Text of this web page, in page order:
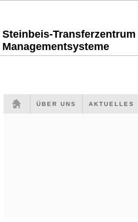
Steinbeis-Transferzentrum
Managementsysteme
ÜBER UNS AKTUELLES